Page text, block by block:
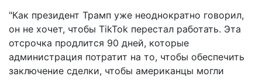
"Как президент Трамп уже неоднократно говорил,
он не хочет, чтобы TikTok перестал работать. Эта
отсрочка продлится 90 дней, которые
администрация потратит на то, чтобы обеспечить
заключение сделки, чтобы американцы могли